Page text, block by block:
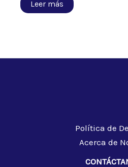
Leer más
Política de
Acerca de